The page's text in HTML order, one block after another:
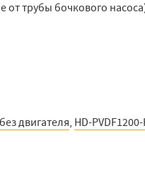
от трубы бочкового
двигателя, HD-